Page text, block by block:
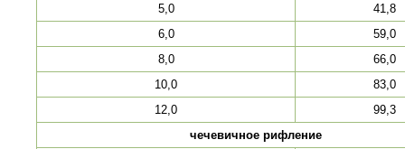
5,0
41,8
6,0
59,0
8,0
66,0
10,0
83,0
12,0
99,3
чечевичное рифление